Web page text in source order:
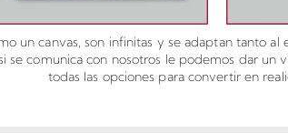
un canvas, son infinitas y se adaptan tanto
comunica con nosotros le podemos dar
todas las opciones para convertir en